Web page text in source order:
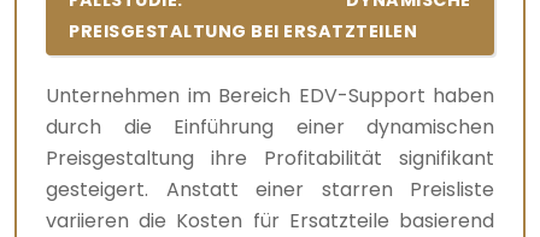
PREISGESTALTUNG BEI ERSATZTEILEN
Unternehmen im Bereich EDV-Support haben
durch die Einführung einer dynamischen
Preisgestaltung ihre Profitabilität signifikant
gesteigert. Anstatt einer starren Preisliste
variieren die Kosten für Ersatzteile basierend